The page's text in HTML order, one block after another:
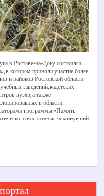
в Ростове­-на-­Дону состоялся
в котором приняли участие более
и районов Ростовской области
заведений, кадетских
вузов, а также
в области.
программы «Память
воспитания за минувший